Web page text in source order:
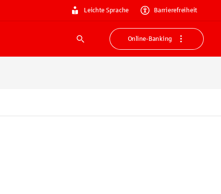
Leichte Sprache Barrierefreiheit
Suche
Online-Banking